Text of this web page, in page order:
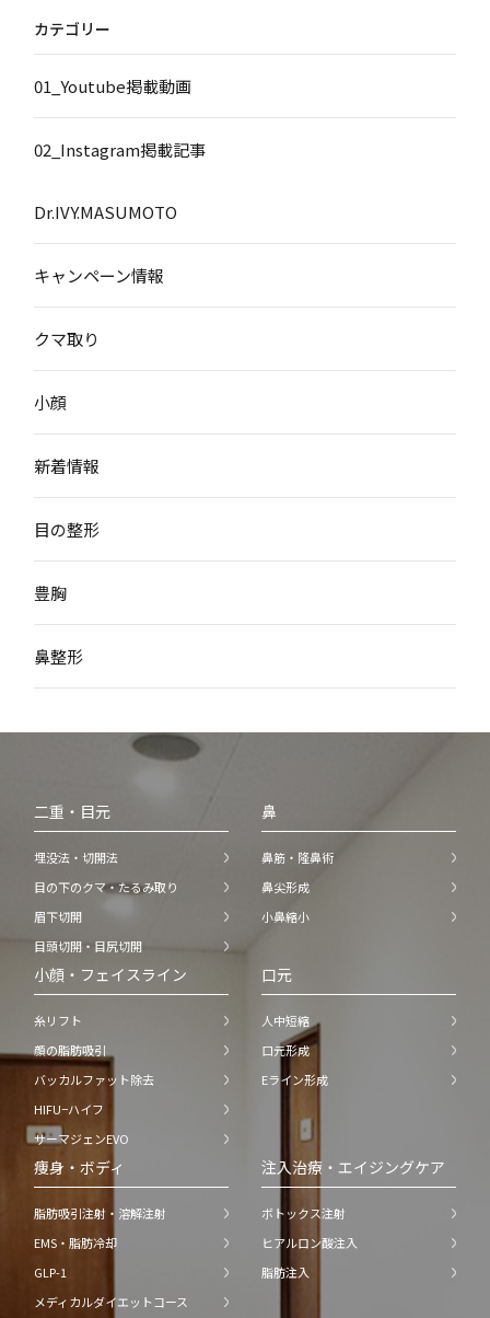
カテゴリー
01_Youtube掲載動画
02_Instagram掲載記事
Dr.IVY.MASUMOTO
キャンペーン情報
クマ取り
小顔
新着情報
目の整形
豊胸
鼻整形
二重・目元
埋没法・切開法
目の下のクマ・たるみ取り
眉下切開
目頭切開・目尻切開
鼻
鼻筋・隆鼻術
鼻尖形成
小鼻縮小
小顔・フェイスライン
糸リフト
顔の脂肪吸引
バッカルファット除去
HIFU−ハイフ
サーマジェンEVO
口元
人中短縮
口元形成
Eライン形成
痩身・ボディ
脂肪吸引注射・溶解注射
EMS・脂肪冷却
GLP-1
メディカルダイエットコース
注入治療・エイジングケア
ボトックス注射
ヒアルロン酸注入
脂肪注入